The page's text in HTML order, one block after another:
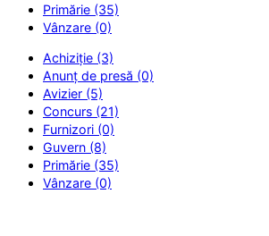
Primărie (35)
Vânzare (0)
Achiziție (3)
Anunț de presă (0)
Avizier (5)
Concurs (21)
Furnizori (0)
Guvern (8)
Primărie (35)
Vânzare (0)